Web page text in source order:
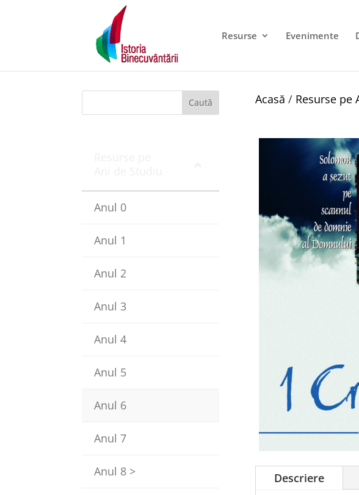
Resurse Evenimente
Caută
Anul 0
Anul 1
Anul 2
Anul 3
Anul 4
Anul 5
Anul 6
Anul 7
Anul 8 >
Acasă / Resurse pe
Descriere